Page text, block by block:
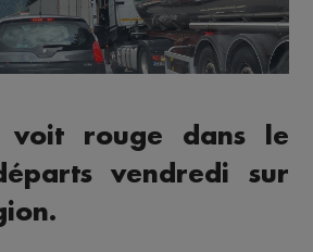
voit rouge dans le
vendredi sur